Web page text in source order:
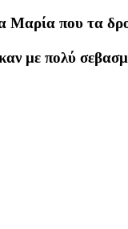
Μαρία που τα
με πολύ